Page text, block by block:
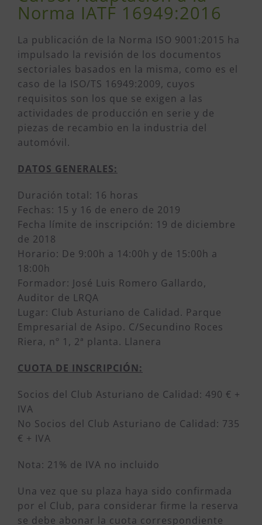
Norma IATF 16949:2016
La publicación de la Norma ISO 9001:2015 ha
impulsado la revisión de los documentos
sectoriales basados en la misma, como es el
caso de la ISO/TS 16949:2009, cuyos
requisitos son los que se exigen a las
actividades de producción en serie y de
piezas de recambio en la industria del
automóvil.
DATOS GENERALES:
Duración total: 16 horas
Fechas: 15 y 16 de enero de 2019
Fecha límite de inscripción: 19 de diciembre
de 2018
Horario: De 9:00h a 14:00h y de 15:00h a
18:00h
Formador: José Luis Romero Gallardo,
Auditor de LRQA
Lugar: Club Asturiano de Calidad. Parque
Empresarial de Asipo. C/Secundino Roces
Riera, nº 1, 2ª planta. Llanera
CUOTA DE INSCRIPCIÓN:
Socios del Club Asturiano de Calidad: 490 € +
IVA
No Socios del Club Asturiano de Calidad: 735
€ + IVA
Nota: 21% de IVA no incluido
Una vez que su plaza haya sido confirmada
por el Club, para considerar firme la reserva
se debe abonar la cuota correspondiente